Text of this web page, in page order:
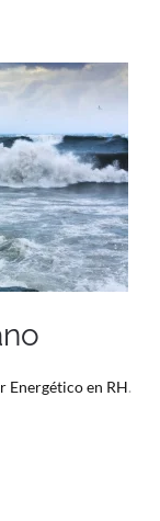
Energético en RH.